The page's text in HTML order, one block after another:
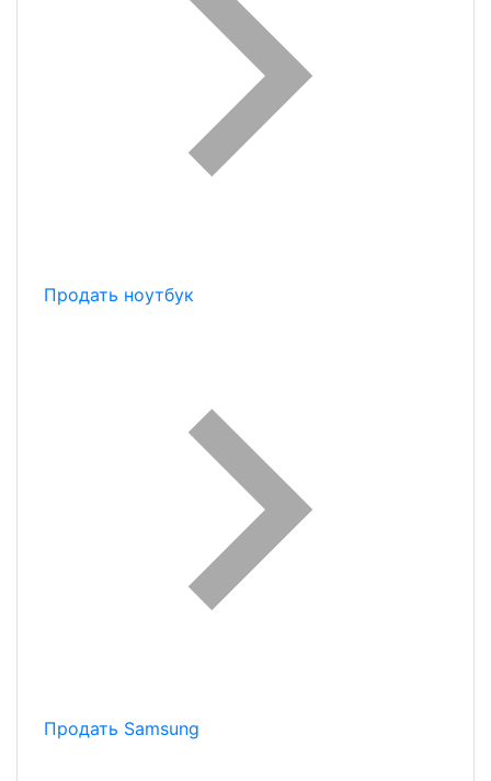
Продать ноутбук
Продать Samsung